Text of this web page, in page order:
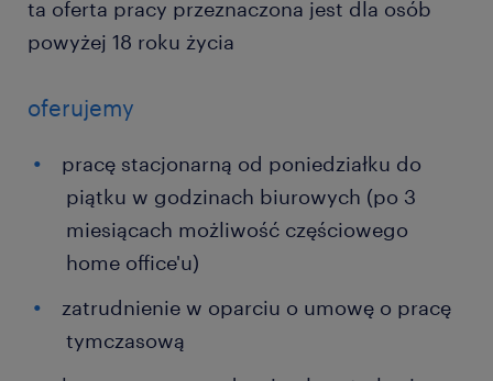
ta oferta pracy przeznaczona jest dla osób
powyżej 18 roku życia
oferujemy
pracę stacjonarną od poniedziałku do
piątku w godzinach biurowych (po 3
miesiącach możliwość częściowego
home office'u)
zatrudnienie w oparciu o umowę o pracę
tymczasową